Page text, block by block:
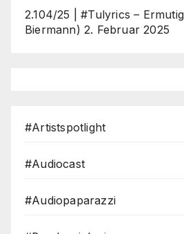
2.104/25 | #Tulyrics –
Biermann) 2. Februar 2025
#Artistspotlight
#Audiocast
#Audiopaparazzi